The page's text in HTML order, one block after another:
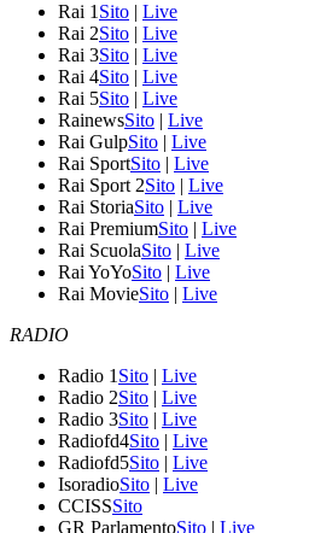
Rai 1 Sito | Live
Rai 2Sito | Live
Rai 3Sito | Live
Rai 4Sito | Live
Rai 5Sito | Live
RainewsSito | Live
Rai GulpSito | Live
Rai SportSito | Live
Rai Sport 2Sito | Live
Rai StoriaSito | Live
Rai PremiumSito | Live
Rai ScuolaSito | Live
Rai YoYoSito | Live
Rai MovieSito | Live
RADIO
Radio 1 Sito | Live
Radio 2Sito | Live
Radio 3Sito | Live
Radiofd4Sito | Live
Radiofd5Sito | Live
IsoradioSito | Live
CCISSSito
GR ParlamentoSito | Live